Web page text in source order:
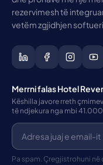
rezervimesh të
vetëm zgjidhjen
Merrni falas Hotel
Këshilla javore rreth
të ndjekura nga mbi
Pa spam. Çregjistrohuni në